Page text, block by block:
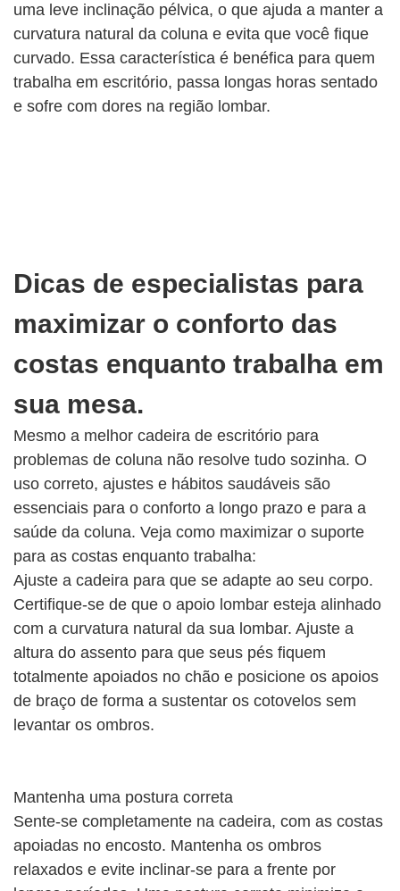
uma leve inclinação pélvica, o que ajuda a manter a
curvatura natural da coluna e evita que você fique
curvado. Essa característica é benéfica para quem
trabalha em escritório, passa longas horas sentado
e sofre com dores na região lombar.
Dicas de especialistas para
maximizar o conforto das
costas enquanto trabalha em
sua mesa.
Mesmo a melhor cadeira de escritório para
problemas de coluna não resolve tudo sozinha. O
uso correto, ajustes e hábitos saudáveis ​​são
essenciais para o conforto a longo prazo e para a
saúde da coluna. Veja como maximizar o suporte
para as costas enquanto trabalha:
Ajuste a cadeira para que se adapte ao seu corpo.
Certifique-se de que o apoio lombar esteja alinhado
com a curvatura natural da sua lombar. Ajuste a
altura do assento para que seus pés fiquem
totalmente apoiados no chão e posicione os apoios
de braço de forma a sustentar os cotovelos sem
levantar os ombros.
Mantenha uma postura correta
Sente-se completamente na cadeira, com as costas
apoiadas no encosto. Mantenha os ombros
relaxados e evite inclinar-se para a frente por